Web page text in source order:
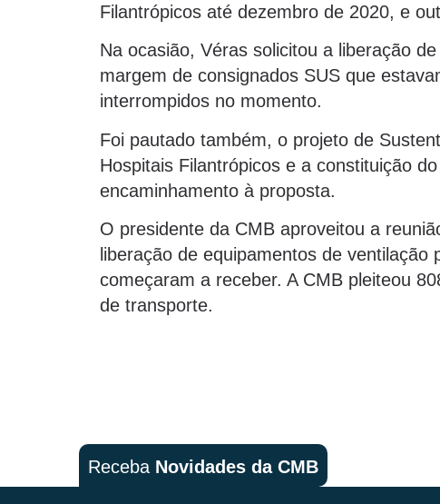
Filantrópicos até dezembro de 2020, e
Na ocasião, Véras solicitou a liberação
margem de consignados SUS que
interrompidos no momento.
Foi pautado também, o projeto de
Hospitais Filantrópicos e a constituição
encaminhamento à proposta.
O presidente da CMB aproveitou a
liberação de equipamentos de
começaram a receber. A CMB pleiteou
de transporte.
Receba Novidades da CMB